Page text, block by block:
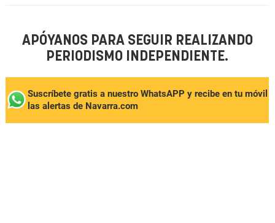
APÓYANOS PARA SEGUIR REALIZANDO
PERIODISMO INDEPENDIENTE.
Suscríbete gratis a nuestro WhatsAPP y recibe en tu móvil
las alertas de Navarra.com